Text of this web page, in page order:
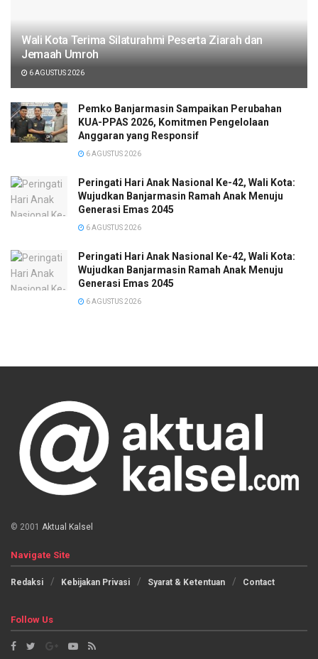
Wali Kota Terima Silaturahmi Peserta Ziarah dan
Jemaah Umroh
6 AGUSTUS 2026
Pemko Banjarmasin Sampaikan Perubahan
KUA-PPAS 2026, Komitmen Pengelolaan
Anggaran yang Responsif
6 AGUSTUS 2026
Peringati Hari Anak Nasional Ke-42, Wali Kota:
Wujudkan Banjarmasin Ramah Anak Menuju
Generasi Emas 2045
6 AGUSTUS 2026
Peringati Hari Anak Nasional Ke-42, Wali Kota:
Wujudkan Banjarmasin Ramah Anak Menuju
Generasi Emas 2045
6 AGUSTUS 2026
© 2001 Aktual Kalsel
Navigate Site
Redaksi Kebijakan Privasi Syarat & Ketentuan Contact
Follow Us